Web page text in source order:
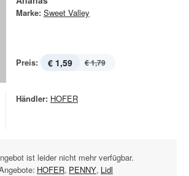
Marke: Sweet Valley
Preis: € 1,59 € 1,79
Händler: HOFER
ist leider nicht mehr verfügbar.
HOFER, PENNY, Lidl